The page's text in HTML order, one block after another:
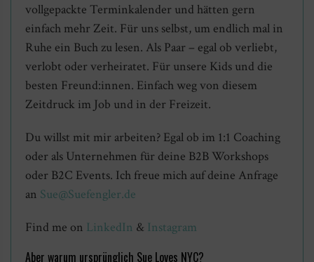
vollgepackte Terminkalender und hätten gern
einfach mehr Zeit. Für uns selbst, um endlich mal in
Ruhe ein Buch zu lesen. Als Paar – egal ob verliebt,
verlobt oder verheiratet. Für unsere Kids und die
besten Freund:innen. Einfach weg von diesem
Zeitdruck im Job und in der Freizeit.
Du willst mit mir arbeiten? Egal ob im 1:1 Coaching
oder als Unternehmen für deine B2B Workshops
oder B2C Events. Ich freue mich auf deine Anfrage
an Sue@Suefengler.de
Find me on LinkedIn & Instagram
Aber warum ursprünglich Sue Loves NYC?